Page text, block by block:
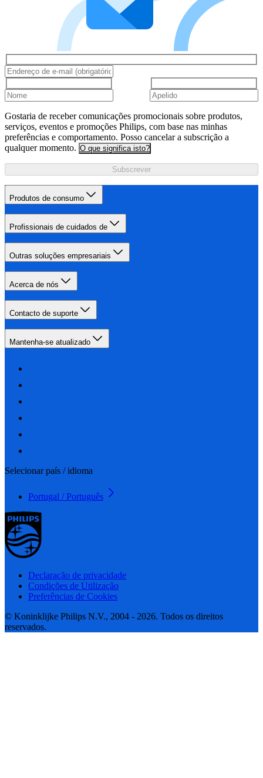
Gostaria de receber comunicações promocionais sobre produtos,
serviços, eventos e promoções Philips, com base nas minhas
preferências e comportamento. Posso cancelar a subscrição a
qualquer momento. O que significa isto?
Subscrever
Produtos de consumo
Profissionais de cuidados de
Outras soluções empresariais
Acerca de nós
Contacto de suporte
Mantenha-se atualizado
Selecionar país / idioma
Portugal / Português
Declaração de privacidade
Condições de Utilização
Preferências de Cookies
© Koninklijke Philips N.V., 2004 - 2026. Todos os direitos
reservados.